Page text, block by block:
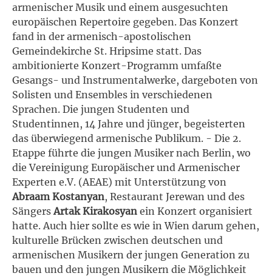
armenischer Musik und einem ausgesuchten
europäischen Repertoire gegeben. Das Konzert
fand in der armenisch-apostolischen
Gemeindekirche St. Hripsime statt. Das
ambitionierte Konzert-Programm umfaßte
Gesangs- und Instrumentalwerke, dargeboten von
Solisten und Ensembles in verschiedenen
Sprachen. Die jungen Studenten und
Studentinnen, 14 Jahre und jünger, begeisterten
das überwiegend armenische Publikum. - Die 2.
Etappe führte die jungen Musiker nach Berlin, wo
die Vereinigung Europäischer und Armenischer
Experten e.V. (AEAE) mit Unterstützung von
Abraam Kostanyan, Restaurant Jerewan und des
Sängers Artak Kirakosyan ein Konzert organisiert
hatte. Auch hier sollte es wie in Wien darum gehen,
kulturelle Brücken zwischen deutschen und
armenischen Musikern der jungen Generation zu
bauen und den jungen Musikern die Möglichkeit